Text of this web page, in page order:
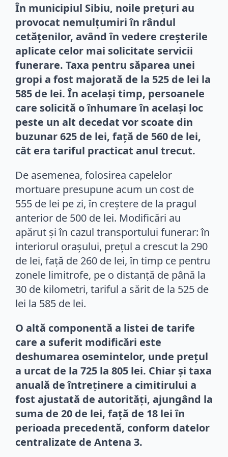
În municipiul Sibiu, noile prețuri au
provocat nemulțumiri în rândul
cetățenilor, având în vedere creșterile
aplicate celor mai solicitate servicii
funerare. Taxa pentru săparea unei
gropi a fost majorată de la 525 de lei la
585 de lei. În același timp, persoanele
care solicită o înhumare în același loc
peste un alt decedat vor scoate din
buzunar 625 de lei, față de 560 de lei,
cât era tariful practicat anul trecut.
De asemenea, folosirea capelelor
mortuare presupune acum un cost de
555 de lei pe zi, în creștere de la pragul
anterior de 500 de lei. Modificări au
apărut și în cazul transportului funerar: în
interiorul orașului, prețul a crescut la 290
de lei, față de 260 de lei, în timp ce pentru
zonele limitrofe, pe o distanță de până la
30 de kilometri, tariful a sărit de la 525 de
lei la 585 de lei.
O altă componentă a listei de tarife
care a suferit modificări este
deshumarea osemintelor, unde prețul
a urcat de la 725 la 805 lei. Chiar și taxa
anuală de întreținere a cimitirului a
fost ajustată de autorități, ajungând la
suma de 20 de lei, față de 18 lei în
perioada precedentă, conform datelor
centralizate de Antena 3.